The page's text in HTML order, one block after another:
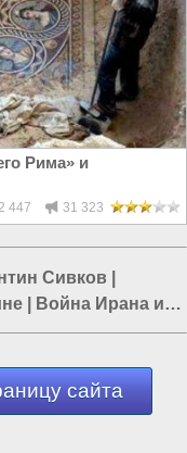
Рима» и
447 31 323
Сивков
Война Ирана и
сайта